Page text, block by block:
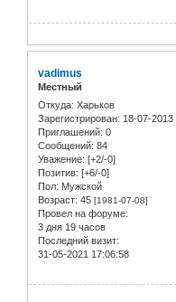
vadimus
Местный
Откуда: Харьков
Зарегистрирован: 18-07-2013
Приглашений: 0
Сообщений: 84
Уважение: [+2/-0]
Позитив: [+6/-0]
Пол: Мужской
Возраст: 45 [1981-07-08]
Провел на форуме:
3 дня 19 часов
Последний визит:
31-05-2021 17:06:58